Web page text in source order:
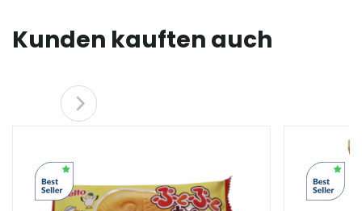
Kunden kauften auch